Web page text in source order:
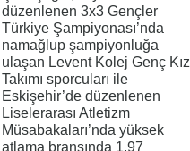
düzenlenen 3x3 Gençler
Türkiye Şampiyonası’nda
namağlup şampiyonluğa
ulaşan Levent Kolej Genç Kız
Takımı sporcuları ile
Eskişehir’de düzenlenen
Liselerarası Atletizm
Müsabakaları’nda yüksek
atlama branşında 1.97